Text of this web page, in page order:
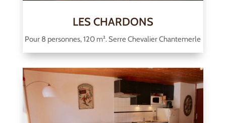
LES CHARDONS
Pour 8 personnes, 120 m². Serre Chevalier Chantemerle